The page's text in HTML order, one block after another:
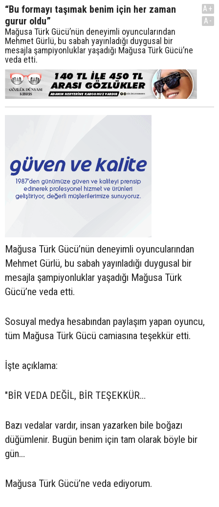
“Bu formayı taşımak benim için her zaman
gurur oldu”
Mağusa Türk Gücü’nün deneyimli oyuncularından
Mehmet Gürlü, bu sabah yayınladığı duygusal bir
mesajla şampiyonluklar yaşadığı Mağusa Türk Gücü’ne
veda etti.
A+
A-
Mağusa Türk Gücü’nün deneyimli oyuncularından
Mehmet Gürlü, bu sabah yayınladığı duygusal bir
mesajla şampiyonluklar yaşadığı Mağusa Türk
Gücü’ne veda etti.
Sosuyal medya hesabından paylaşım yapan oyuncu,
tüm Mağusa Türk Gücü camiasına teşekkür etti.
İşte açıklama:
"BİR VEDA DEĞİL, BİR TEŞEKKÜR…
Bazı vedalar vardır, insan yazarken bile boğazı
düğümlenir. Bugün benim için tam olarak böyle bir
gün…
Mağusa Türk Gücü’ne veda ediyorum.